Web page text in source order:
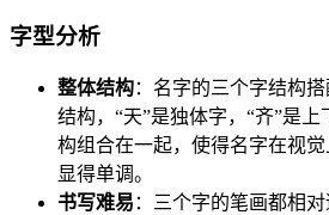
字型分析
整体结构：名字的三个字结构
结构，“天”是独体字，“齐”是
构组合在一起，使得名字在视
显得单调。
书写难易 ：三个字的笔画都相